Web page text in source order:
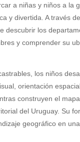
a niñas y niños a la
y divertida. A través
descubrir los
y comprender su
los niños
orientación
construyen el
del Uruguay. Su
geográfico en